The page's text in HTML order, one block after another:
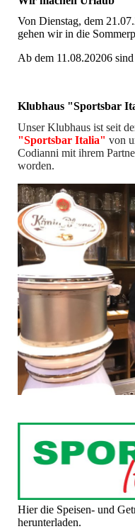
Von Dienstag, dem
gehen wir in die
Ab dem 11.08.20206
Klubhaus "Sportsbar
Unser Klubhaus ist seit
"Sportsbar Italia" von
Codianni mit ihrem
worden.
Hier die Speisen- und
herunterladen.